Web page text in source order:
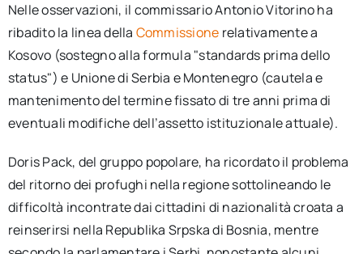
Nelle osservazioni, il commissario Antonio Vitorino ha
ribadito la linea della Commissione relativamente a
Kosovo (sostegno alla formula "standards prima dello
status") e Unione di Serbia e Montenegro (cautela e
mantenimento del termine fissato di tre anni prima di
eventuali modifiche dell’assetto istituzionale attuale).
Doris Pack, del gruppo popolare, ha ricordato il problema
del ritorno dei profughi nella regione sottolineando le
difficoltà incontrate dai cittadini di nazionalità croata a
reinserirsi nella Republika Srpska di Bosnia, mentre